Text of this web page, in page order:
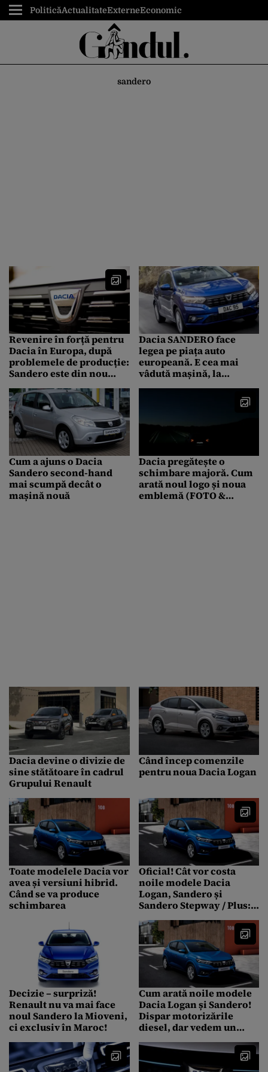
PoliticăActualitateExterneEconomic
sandero
Revenire în forță pentru
Dacia în Europa, după
problemele de producție:
Sandero este din nou
Spania și Franța
Dacia SANDERO face
legea pe piața auto
europeană. E cea mai
vâdută mașină, la
Cum a ajuns o Dacia
Sandero second-hand
mai scumpă decât o
mașină nouă
Dacia pregătește o
schimbare majoră. Cum
arată noul logo și noua
emblemă (FOTO &
Dacia devine o divizie de
sine stătătoare în cadrul
Grupului Renault
Când încep comenzile
pentru noua Dacia Logan
Toate modelele Dacia vor
avea și versiuni hibrid.
Când se va produce
schimbarea
Oficial! Cât vor costa
noile modele Dacia
Logan, Sandero și
Sandero Stepway / Plus:
Spring Electric
Decizie – surpriză!
Renault nu va mai face
noul Sandero la Mioveni,
ci exclusiv în Maroc!
Cum arată noile modele
Dacia Logan și Sandero!
Dispar motorizările
diesel, dar vedem un
și dotări (GALERIE FOTO
& VIDEO)